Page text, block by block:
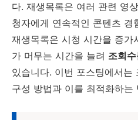
다. 재생목록은 여러 관련 영
청자에게 연속적인 콘텐츠 경
재생목록은 시청 시간을 증가
가 머무는 시간을 늘려 조회
있습니다. 이번 포스팅에서는
구성 방법과 이를 최적화하는